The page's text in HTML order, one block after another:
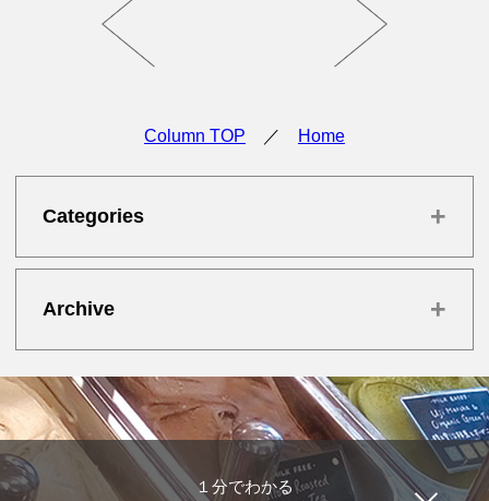
Column TOP ／ Home
Categories +
Archive +
１分でわかる